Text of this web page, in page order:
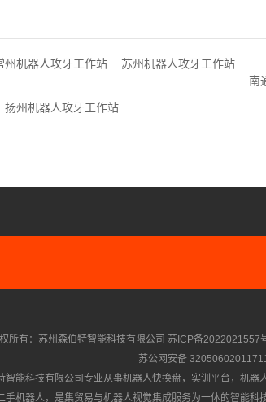
州机器人攻牙工作站
苏州机器人攻牙工作站
南
扬州机器人攻牙工作站
所有：苏州森伯特智能科技有限公司 苏ICP备2022021557
苏公网安备
智能科技有限公司专业从事机器人快换盘， 实训平台 ， 机器
手机器人，是集贸易与机器人视觉集成服务为一体的智能科